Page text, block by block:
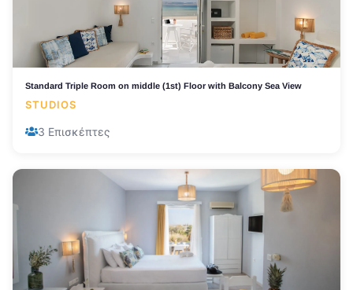
Standard Triple Room on middle (1st) Floor with Balcony Sea View
STUDIOS
3 Επισκέπτες